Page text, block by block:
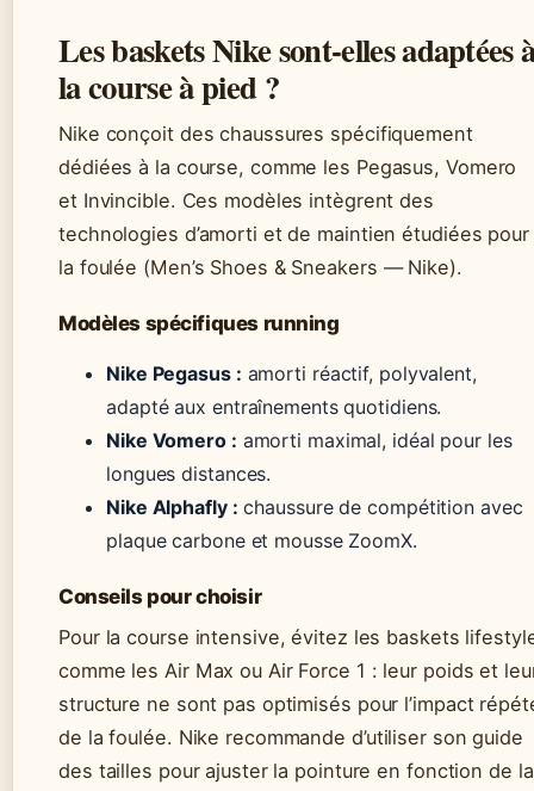
Les baskets Nike sont-elles adaptées
la course à pied ?
Nike conçoit des chaussures spécifiquement
dédiées à la course, comme les Pegasus, Vomero
et Invincible. Ces modèles intègrent des
technologies d’amorti et de maintien étudiées pour
la foulée (Men’s Shoes & Sneakers — Nike).
Modèles spécifiques running
Nike Pegasus : amorti réactif, polyvalent,
adapté aux entraînements quotidiens.
Nike Vomero : amorti maximal, idéal pour les
longues distances.
Nike Alphafly : chaussure de compétition avec
plaque carbone et mousse ZoomX.
Conseils pour choisir
Pour la course intensive, évitez les baskets
comme les Air Max ou Air Force 1 : leur poids et
structure ne sont pas optimisés pour l’impact
de la foulée. Nike recommande d’utiliser son guide
des tailles pour ajuster la pointure en fonction de la